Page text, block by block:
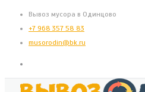
Вывоз мусора в Одинцово
+7 968 357 58 83
musorodin@bk.ru